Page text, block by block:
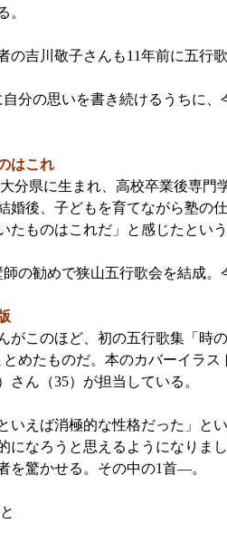
。
吉川敬子さんも11年前に五行
分の思いを書き続けるうちに、
はこれ
分県に生まれ、高校卒業後専門
婚後、子どもを育てながら塾の
たものはこれだ」と感じたという
の勧めで狭山五行歌会を結成。
がこのほど、初の五行歌集「時
めたものだ。本のカバーイラ
さん（35）が担当している。
いえば消極的な性格だった」と
になろうと思えるようになりま
を驚かせる。その中の1首—。